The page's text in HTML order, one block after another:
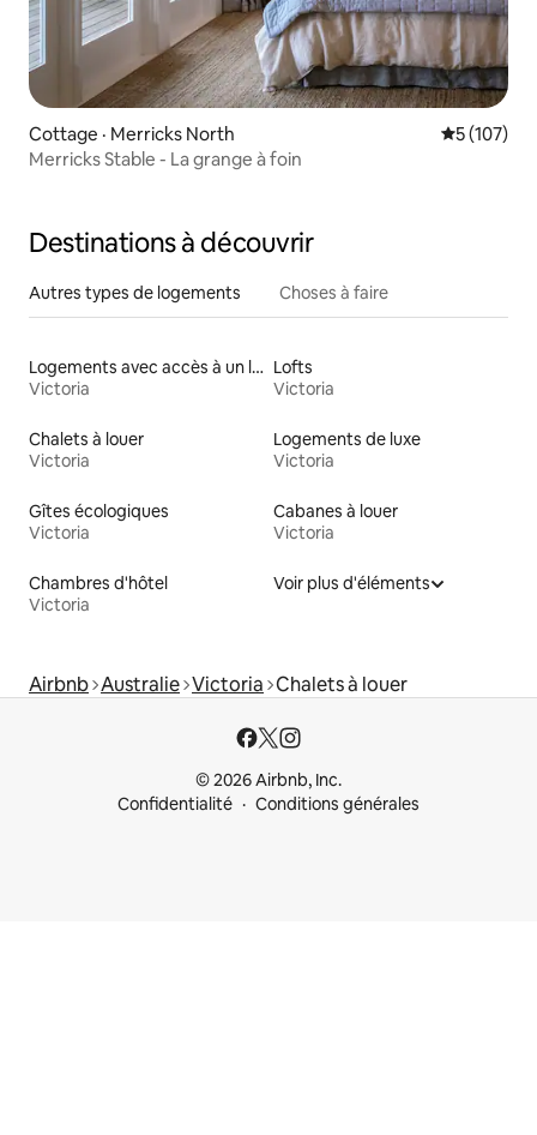
Cottage · Merricks North Note
5 (107)
Merricks Stable - La grange à foin
Destinations à découvrir
Autres types de logements Choses à faire
Logements avec accès à un lac
Victoria
Lofts
Victoria
Chalets à louer
Victoria
Logements de luxe
Victoria
Gîtes écologiques
Victoria
Cabanes à louer
Victoria
Chambres d'hôtel
Victoria
Voir plus d'éléments
Airbnb Australie Victoria Chalets à louer
© 2026 Airbnb, Inc.
Confidentialité
Conditions générales